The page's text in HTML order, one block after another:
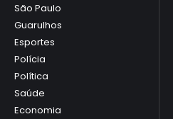
São Paulo
Guarulhos
Esportes
Polícia
Política
Saúde
Economia